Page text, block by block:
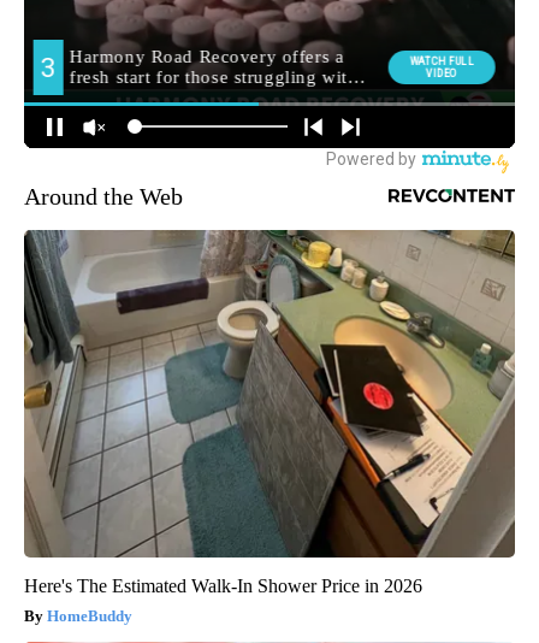
Around the Web
Here's The Estimated Walk-In Shower Price in 2026
HomeBuddy